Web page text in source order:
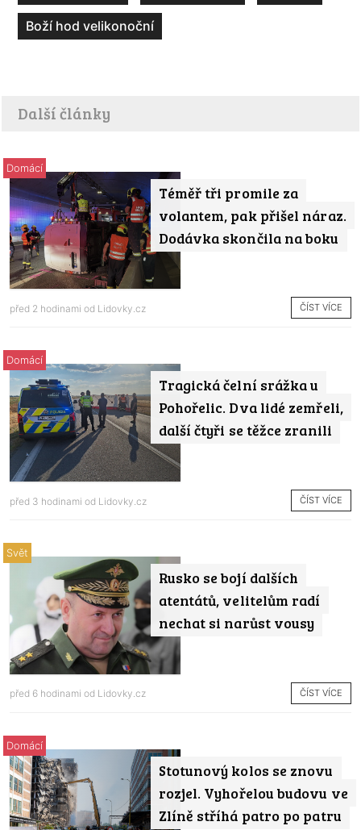
Boží hod velikonoční
Další články
Téměř tři promile za
volantem, pak přišel náraz.
Dodávka skončila na boku
Domácí
před 2 hodinami od Lidovky.cz ČÍST VÍCE
Tragická čelní srážka u
Pohořelic. Dva lidé zemřeli,
další čtyři se těžce zranili
Domácí
před 3 hodinami od Lidovky.cz ČÍST VÍCE
Rusko se bojí dalších
atentátů, velitelům radí
nechat si narůst vousy
Svět
před 6 hodinami od Lidovky.cz ČÍST VÍCE
Stotunový kolos se znovu
rozjel. Vyhořelou budovu ve
Zlíně stříhá patro po patru
Domácí